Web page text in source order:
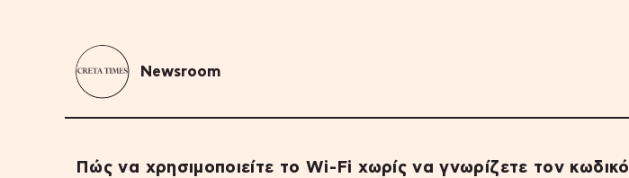
Newsroom
Πώς να χρησιμοποιείτε το Wi-Fi χωρίς να γνωρίζετε τον κωδικό